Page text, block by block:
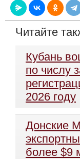
Читайте
Кубань
по числу
2026 году
Донские
более $9